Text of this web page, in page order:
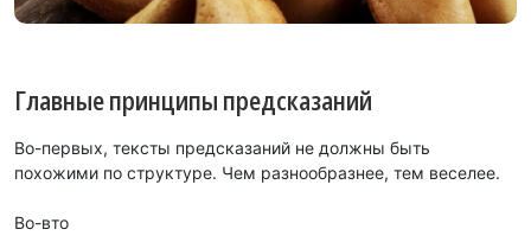
Главные принципы предсказаний
Во-первых, тексты предсказаний не должны быть
похожими по структуре. Чем разнообразнее, тем веселее.
Во-вто